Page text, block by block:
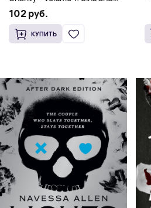
Volume 2: Virtues
102 руб.
КУПИТЬ